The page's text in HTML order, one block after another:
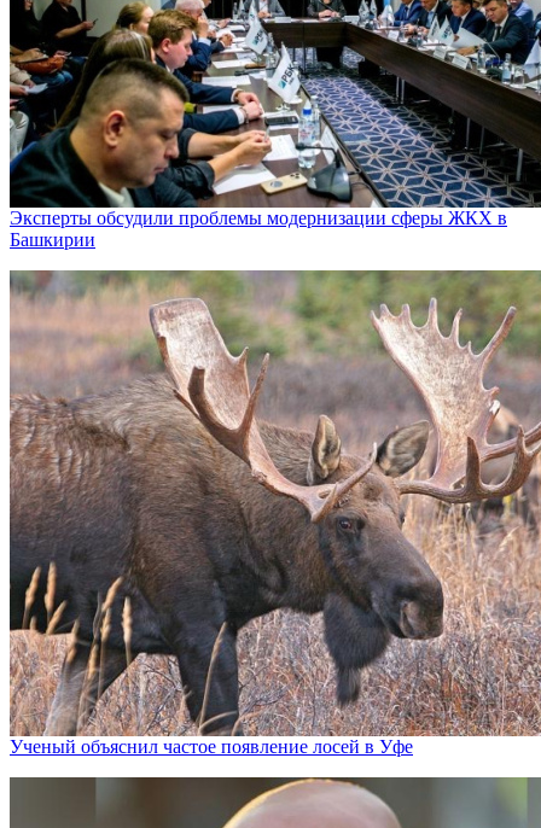
Эксперты обсудили проблемы модернизации сферы ЖКХ в
Башкирии
Ученый объяснил частое появление лосей в Уфе